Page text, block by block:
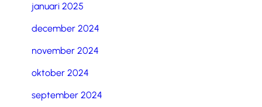
januari 2025
december 2024
november 2024
oktober 2024
september 2024